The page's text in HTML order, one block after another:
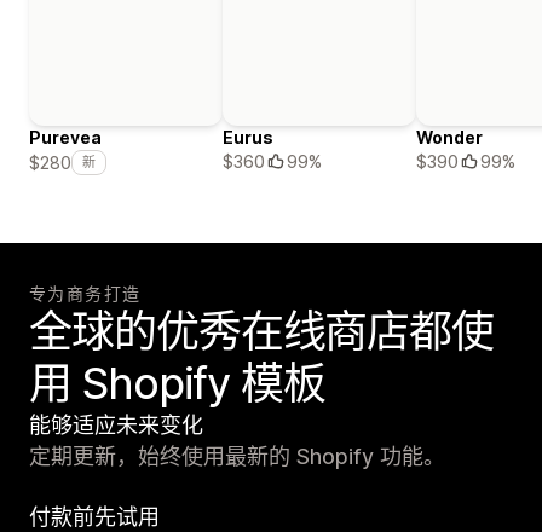
Purevea
$280
新
Eurus
$360
99%
Wonder
$390
99%
专为商务打造
全球的优秀在线商店都使
用 Shopify 模板
能够适应未来变化
定期更新，始终使用最新的 Shopify 功能。
付款前先试用